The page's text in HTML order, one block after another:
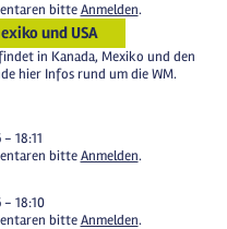
bitteAnmelden.
und USA
in Kanada, Mexiko und den
hier Infos rund um die WM.
18:11
bitteAnmelden.
- 18:10
bitteAnmelden.